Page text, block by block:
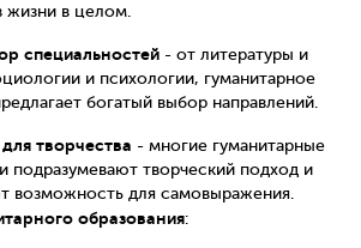
жизни в целом.
специальностей - от литературы и
и психологии, гуманитарное
богатый выбор направлений.
творчества - многие гуманитарные
подразумевают творческий подход и
возможность для самовыражения.
образования: